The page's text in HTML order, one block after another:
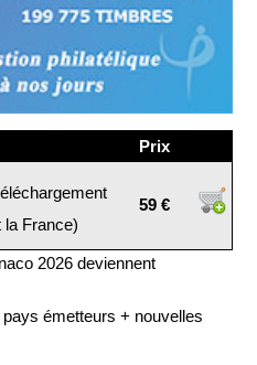
Prix
la France)
59 €
2026 deviennent
émetteurs + nouvelles